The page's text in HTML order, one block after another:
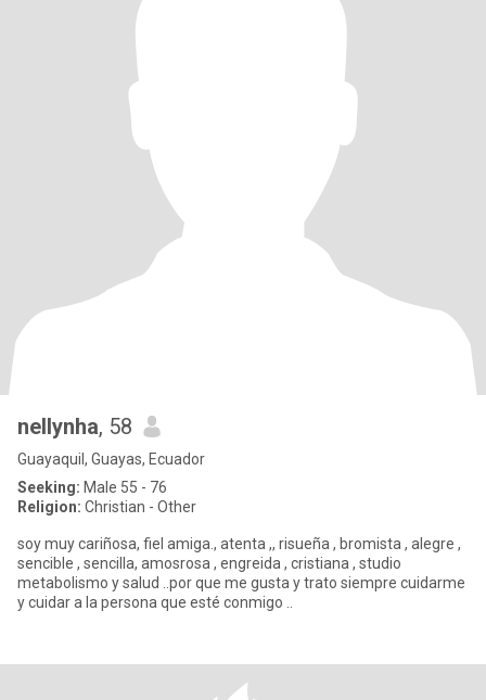
nellynha, 58
Guayaquil, Guayas, Ecuador
Seeking: Male 55 - 76
Religion: Christian - Other
soy muy cariñosa, fiel amiga., atenta ,, risueña , bromista , alegre ,
sencible , sencilla, amosrosa , engreida , cristiana , studio
metabolismo y salud ..por que me gusta y trato siempre cuidarme
y cuidar a la persona que esté conmigo ..